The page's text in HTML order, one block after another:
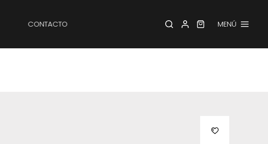
CONTACTO MENÚ